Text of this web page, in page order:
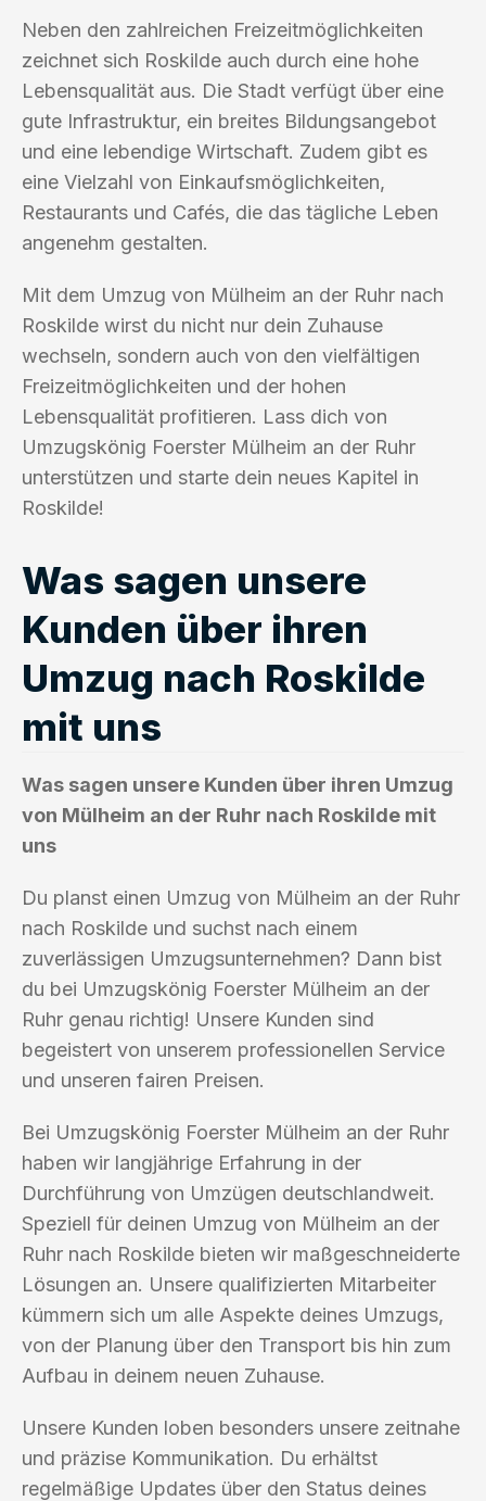
Neben den zahlreichen Freizeitmöglichkeiten
zeichnet sich Roskilde auch durch eine hohe
Lebensqualität aus. Die Stadt verfügt über eine
gute Infrastruktur, ein breites Bildungsangebot
und eine lebendige Wirtschaft. Zudem gibt es
eine Vielzahl von Einkaufsmöglichkeiten,
Restaurants und Cafés, die das tägliche Leben
angenehm gestalten.
Mit dem Umzug von Mülheim an der Ruhr nach
Roskilde wirst du nicht nur dein Zuhause
wechseln, sondern auch von den vielfältigen
Freizeitmöglichkeiten und der hohen
Lebensqualität profitieren. Lass dich von
Umzugskönig Foerster Mülheim an der Ruhr
unterstützen und starte dein neues Kapitel in
Roskilde!
Was sagen unsere
Kunden über ihren
Umzug nach Roskilde
mit uns
Was sagen unsere Kunden über ihren Umzug
von Mülheim an der Ruhr nach Roskilde mit
uns
Du planst einen Umzug von Mülheim an der Ruhr
nach Roskilde und suchst nach einem
zuverlässigen Umzugsunternehmen? Dann bist
du bei Umzugskönig Foerster Mülheim an der
Ruhr genau richtig! Unsere Kunden sind
begeistert von unserem professionellen Service
und unseren fairen Preisen.
Bei Umzugskönig Foerster Mülheim an der Ruhr
haben wir langjährige Erfahrung in der
Durchführung von Umzügen deutschlandweit.
Speziell für deinen Umzug von Mülheim an der
Ruhr nach Roskilde bieten wir maßgeschneiderte
Lösungen an. Unsere qualifizierten Mitarbeiter
kümmern sich um alle Aspekte deines Umzugs,
von der Planung über den Transport bis hin zum
Aufbau in deinem neuen Zuhause.
Unsere Kunden loben besonders unsere zeitnahe
und präzise Kommunikation. Du erhältst
regelmäßige Updates über den Status deines